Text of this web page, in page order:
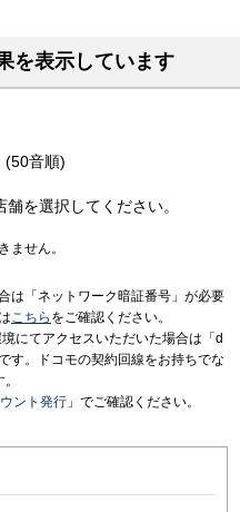
を表示しています
(50音順)
を選択してください。
ません。
は「ネットワーク暗証番号」が必要
こちら をご確認ください。
にてアクセスいただいた場合は「d
す。ドコモの契約回線をお持ちでな
ント発行 」でご確認ください。